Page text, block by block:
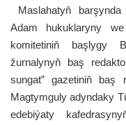
Maslahatyň barşynda
Adam hukuklaryny
komitetiniň başlygy
žurnalynyň baş
sungat” gazetiniň baş
Magtymguly adyndaky
edebiýaty